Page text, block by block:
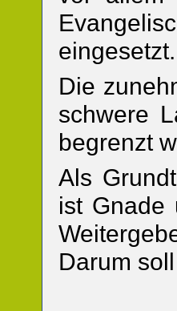
eingesetzt.
Die
schwere
begrenzt
Als
ist Gnade
Darum